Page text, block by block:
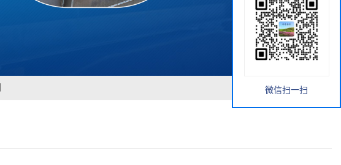
微信扫一扫